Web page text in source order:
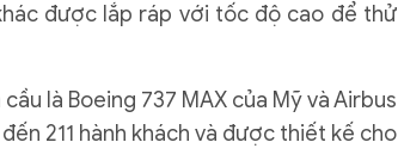
được lắp ráp với tốc độ cao để thử
là Boeing 737 MAX của Mỹ và Airbus
211 hành khách và được thiết kế cho